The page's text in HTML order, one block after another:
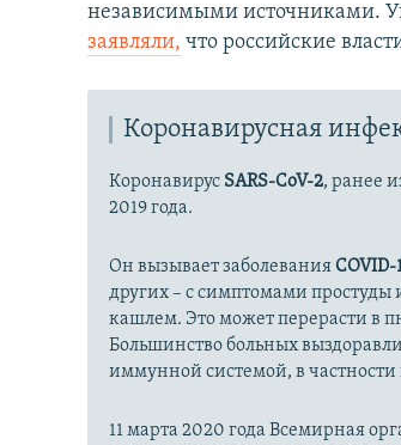
независимыми источниками.
заявляли, что российские
Коронавирусная
Коронавирус SARS-CoV-2, ранее
2019 года.
Он вызывает заболеванияCOVID-
других – с симптомами простуды
кашлем. Это может перерасти в
Большинство больных
иммунной системой, в
11 марта 2020 года Всемирная